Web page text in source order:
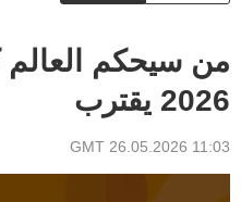
من سيحكم العالم
2026 يقترب
11:03 GMT 26.05.2026